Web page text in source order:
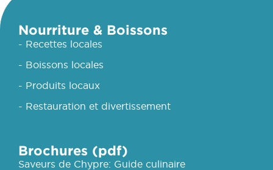
Nourriture & Boissons
- Recettes locales
- Boissons locales
- Produits locaux
- Restauration et divertissement
Brochures (pdf)
Saveurs de Chypre: Guide culinaire